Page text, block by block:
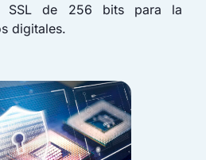
SSL de 256 bits para la
digitales.